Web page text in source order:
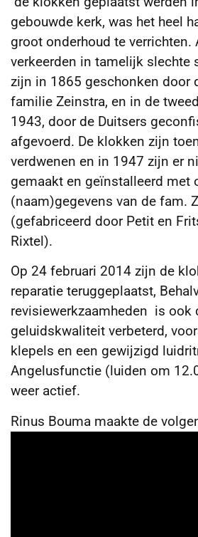
gebouwde kerk, was het heel
groot onderhoud te verrichten.
verkeerden in tamelijk slechte
zijn in 1865 geschonken door
familie Zeinstra, en in de
1943, door de Duitsers
afgevoerd. De klokken zijn
verdwenen en in 1947 zijn er
gemaakt en geïnstalleerd met
(naam)gegevens van de fam.
(gefabriceerd door Petit en
Rixtel).
Op 24 februari 2014 zijn de
reparatie teruggeplaatst,
revisiewerkzaamheden is ook
geluidskwaliteit verbeterd,
klepels en een gewijzigd
Angelusfunctie (luiden om
weer actief.
Rinus Bouma maakte de